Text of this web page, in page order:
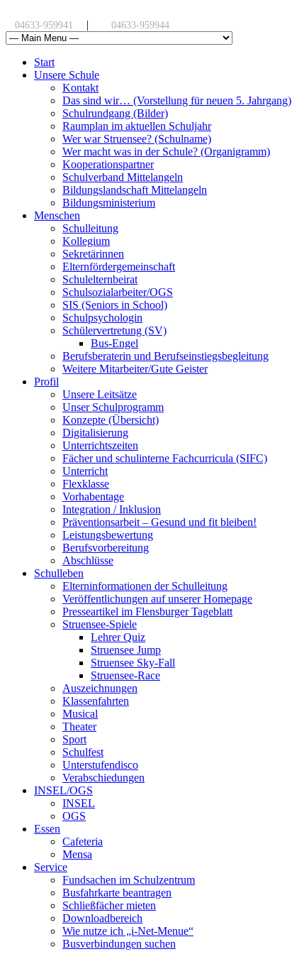
04633-959941 | 04633-959944
Start
Unsere Schule
Kontakt
Das sind wir… (Vorstellung für neuen 5. Jahrgang)
Schulrundgang (Bilder)
Raumplan im aktuellen Schuljahr
Wer war Struensee? (Schulname)
Wer macht was in der Schule? (Organigramm)
Kooperationspartner
Schulverband Mittelangeln
Bildungslandschaft Mittelangeln
Bildungsministerium
Menschen
Schulleitung
Kollegium
Sekretärinnen
Elternfördergemeinschaft
Schulelternbeirat
Schulsozialarbeiter/OGS
SIS (Seniors in School)
Schulpsychologin
Schülervertretung (SV)
Bus-Engel
Berufsberaterin und Berufseinstiegsbegleitung
Weitere Mitarbeiter/Gute Geister
Profil
Unsere Leitsätze
Unser Schulprogramm
Konzepte (Übersicht)
Digitalisierung
Unterrichtszeiten
Fächer und schulinterne Fachcurricula (SIFC)
Unterricht
Flexklasse
Vorhabentage
Integration / Inklusion
Präventionsarbeit – Gesund und fit bleiben!
Leistungsbewertung
Berufsvorbereitung
Abschlüsse
Schulleben
Elterninformationen der Schulleitung
Veröffentlichungen auf unserer Homepage
Presseartikel im Flensburger Tageblatt
Struensee-Spiele
Lehrer Quiz
Struensee Jump
Struensee Sky-Fall
Struensee-Race
Auszeichnungen
Klassenfahrten
Musical
Theater
Sport
Schulfest
Unterstufendisco
Verabschiedungen
INSEL/OGS
INSEL
OGS
Essen
Cafeteria
Mensa
Service
Fundsachen im Schulzentrum
Busfahrkarte beantragen
Schließfächer mieten
Downloadbereich
Wie nutze ich „i-Net-Menue“
Busverbindungen suchen